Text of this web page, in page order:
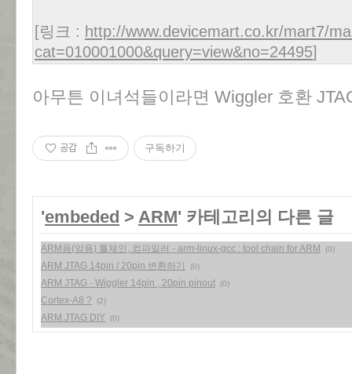
[링크 : http://www.devicemart.co.kr/mart7/
cat=010001000&query=view&no=24495]
아무튼 이녀석들이라면 Wiggler 호환
공감 구독하기
'embeded > ARM' 카테고리의 다른 글
ARM용(암용) 툴체인, 컴파일러 - arm-linux-gcc : tool chain for ARM (0)
ARM JTAG 14pin / 20pin 변환하기 (0)
ARM JTAG - Wiggler 14pin , 20pin pinout (0)
Cortex-A8 ? (2)
ARM JTAG DIY (0)